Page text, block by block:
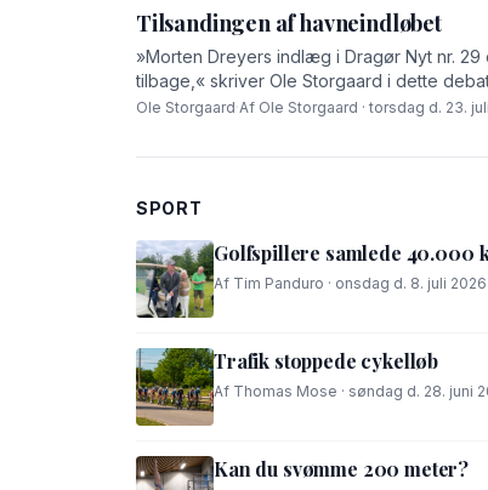
Tilsandingen af havneindløbet
»Morten Dreyers indlæg i Dragør Nyt nr.
tilbage,« skriver Ole Storgaard i dette
Ole Storgaard·Af Ole Storgaard · torsdag d. 23.
SPORT
Golfspillere samlede 40.000
Af Tim Panduro · onsdag d. 8. juli 2026
Trafik stoppede cykelløb
Af Thomas Mose · søndag d. 28. juni
Kan du svømme 200 meter?